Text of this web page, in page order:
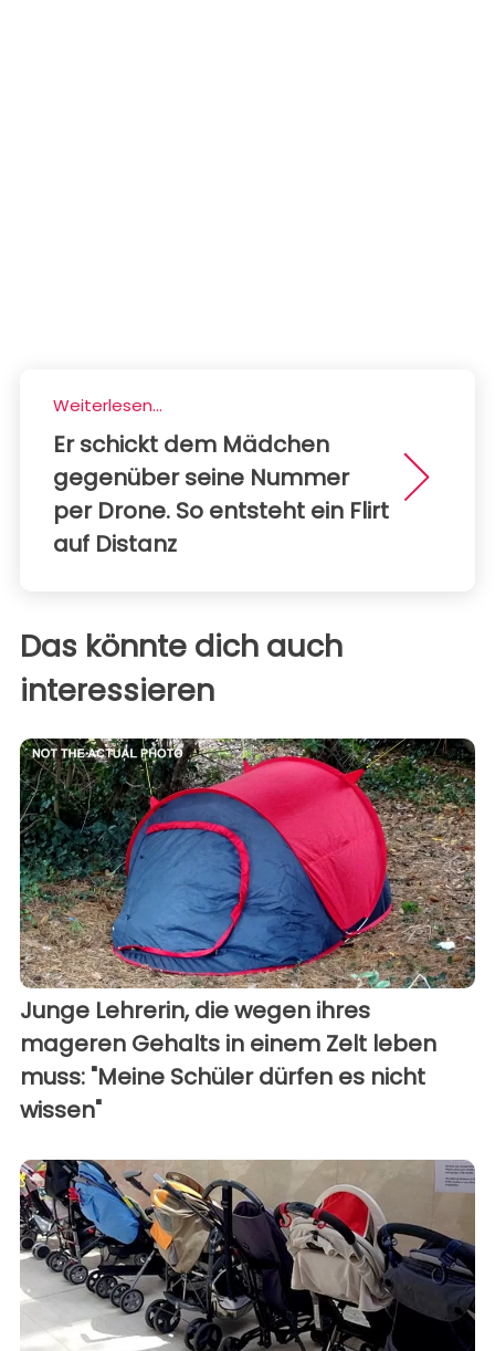
Weiterlesen...
Er schickt dem Mädchen
gegenüber seine Nummer
per Drone. So entsteht ein Flirt
auf Distanz
Das könnte dich auch
interessieren
Junge Lehrerin, die wegen ihres
mageren Gehalts in einem Zelt leben
muss: "Meine Schüler dürfen es nicht
wissen"